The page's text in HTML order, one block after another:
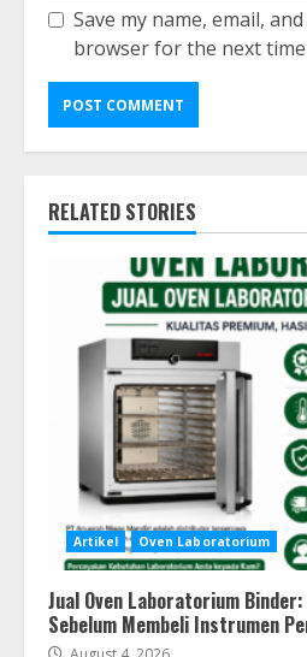
Save my name, email,
browser for the next
RELATED STORIES
Artikel Oven Laboratorium
Jual Oven Laboratorium
Sebelum Membeli Instrumen